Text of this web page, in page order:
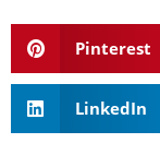
Pinterest
LinkedIn